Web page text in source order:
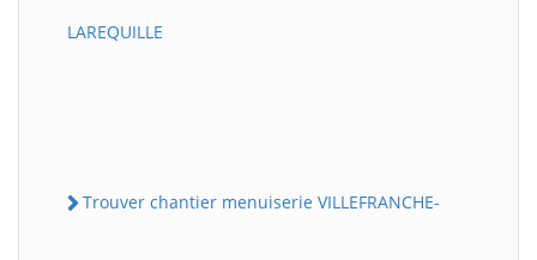
LAREQUILLE
Trouver chantier menuiserie VILLEFRANCHE-